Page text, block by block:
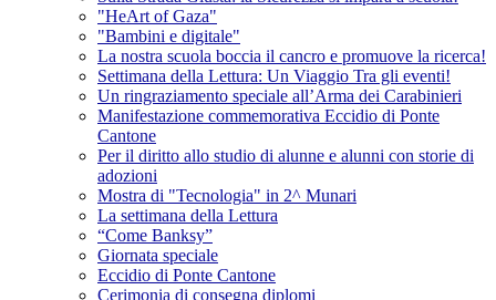
"HeArt of Gaza"
"Bambini e digitale"
La nostra scuola boccia il cancro e promuove la ricerca!
Settimana della Lettura: Un Viaggio Tra gli eventi!
Un ringraziamento speciale all’Arma dei Carabinieri
Manifestazione commemorativa Eccidio di Ponte
Cantone
Per il diritto allo studio di alunne e alunni con storie di
adozioni
Mostra di "Tecnologia" in 2^ Munari
La settimana della Lettura
“Come Banksy”
Giornata speciale
Eccidio di Ponte Cantone
Cerimonia di consegna diplomi